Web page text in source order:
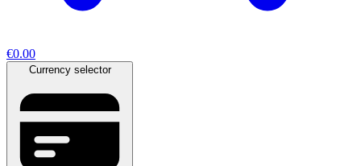
€0.00
Currency selector